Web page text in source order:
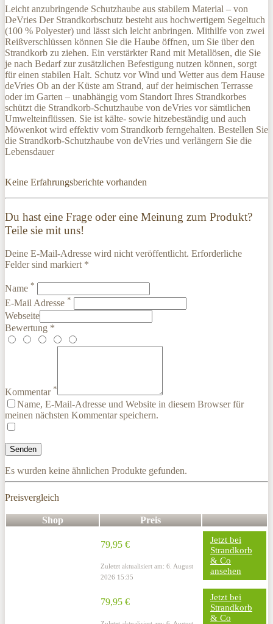
Leicht anzubringende Schutzhaube aus stabilem Material – von
DeVries Der Strandkorbschutz besteht aus hochwertigem Segeltuch
(100 % Polyester) und lässt sich leicht anbringen. Mithilfe von zwei
Reißverschlüssen können Sie die Haube öffnen, um Sie über den
Strandkorb zu ziehen. Ein verstärkter Rand mit Metallösen, die Sie
je nach Bedarf zur zusätzlichen Befestigung nutzen können, sorgt
für einen stabilen Halt. Schutz vor Wind und Wetter aus dem Hause
deVries Ob an der Küste am Strand, auf der heimischen Terrasse
oder im Garten – unabhängig vom Standort Ihres Strandkorbes
schützt die Strandkorb-Schutzhaube von deVries vor sämtlichen
Umwelteinflüssen. Sie ist kälte- sowie hitzebeständig und auch
Möwenkot wird effektiv vom Strandkorb ferngehalten. Bestellen Sie
die Strandkorb-Schutzhaube von deVries und verlängern Sie die
Lebensdauer
Keine Erfahrungsberichte vorhanden
Du hast eine Frage oder eine Meinung zum Produkt?
Teile sie mit uns!
Deine E-Mail-Adresse wird nicht veröffentlicht. Erforderliche
Felder sind markiert *
Name *
E-Mail Adresse *
Webseite
Bewertung *
Kommentar *
Name, E-Mail-Adresse und Website in diesem Browser für
meinen nächsten Kommentar speichern.
Es wurden keine ähnlichen Produkte gefunden.
Preisvergleich
Shop Preis
79,95 €
Zuletzt aktualisiert am: 6. August
2026 15:35
Jetzt bei
Strandkorb
& Co
ansehen
79,95 €
Jetzt bei
Strandkorb
& Co